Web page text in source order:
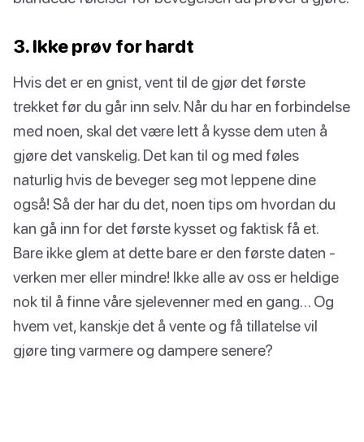
3. Ikke prøv for hardt
Hvis det er en gnist, vent til de gjør det første
trekket før du går inn selv. Når du har en forbindelse
med noen, skal det være lett å kysse dem uten å
gjøre det vanskelig. Det kan til og med føles
naturlig hvis de beveger seg mot leppene dine
også! Så der har du det, noen tips om hvordan du
kan gå inn for det første kysset og faktisk få et.
Bare ikke glem at dette bare er den første daten -
verken mer eller mindre! Ikke alle av oss er heldige
nok til å finne våre sjelevenner med en gang… Og
hvem vet, kanskje det å vente og få tillatelse vil
gjøre ting varmere og dampere senere?